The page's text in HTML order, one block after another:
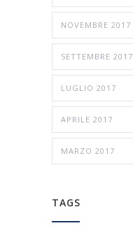
NOVEMBRE 2017
SETTEMBRE 2017
LUGLIO 2017
APRILE 2017
MARZO 2017
TAGS